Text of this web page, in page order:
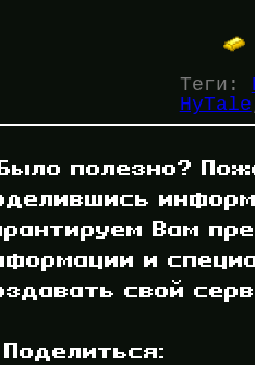
Теги:
HyTale
полезно?
Вам
и
свой
Поделиться: